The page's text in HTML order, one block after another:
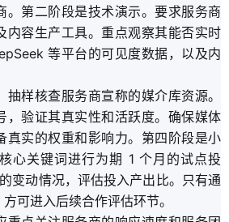
。第二阶段是技术演示。要求服务商
内容生产工具。重点观察其能否实时
等平台的可见度数据，以及内
样核查服务商宣称的媒介库资源。
，验证其真实性和活跃度。确保媒体
真实的权重和影响力。第四阶段是小
心关键词进行为期 1 个月的试点投
变动情况，评估投入产出比。只有通
可进入后续合作评估环节。